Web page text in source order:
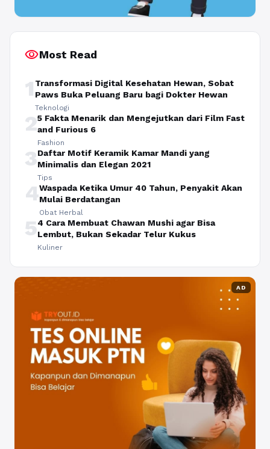
visibilityMost Read
1 Transformasi Digital Kesehatan Hewan, Sobat
Paws Buka Peluang Baru bagi Dokter Hewan
Teknologi
25 Fakta Menarik dan Mengejutkan dari Film Fast
and Furious 6
Fashion
3Daftar Motif Keramik Kamar Mandi yang
Minimalis dan Elegan 2021
Tips
4Waspada Ketika Umur 40 Tahun, Penyakit Akan
Mulai Berdatangan
Obat Herbal
54 Cara Membuat Chawan Mushi agar Bisa
Lembut, Bukan Sekadar Telur Kukus
Kuliner
AD